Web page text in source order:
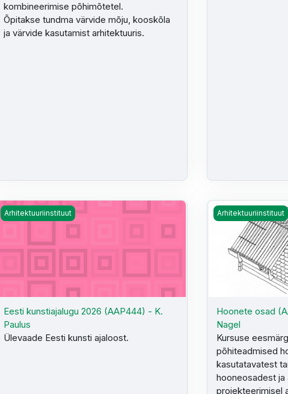
kombineerimise põhimõtetel.
Õpitakse tundma värvide mõju, kooskõla
ja värvide kasutamist arhitektuuris.
Eesti kunstiajalugu 2026 (AAP444) - K. Paulus
Arhitektuuriinstituut
Eesti kunstiajalugu 2026 (AAP444) - K.
Paulus
Ülevaade Eesti kunsti ajaloost.
Hoonete osad
Arhitektuuriinstituut
Hoonete osad
Nagel
Kursuse
põhiteadmised
kasutatavatest
hooneosadest ja
projekteerimisel